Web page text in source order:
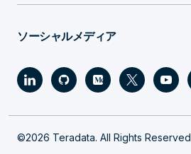
ソーシャルメディア
©2026 Teradata. All Rights Reserved